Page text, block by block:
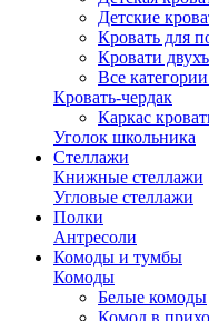
Детские
Кровать для
Кровати
Все
Кровать-чердак
Каркас
Уголок школьника
Стеллажи
Книжные стеллажи
Угловые стеллажи
Полки
Антресоли
Комоды и тумбы
Комоды
Белые комоды
Комод в